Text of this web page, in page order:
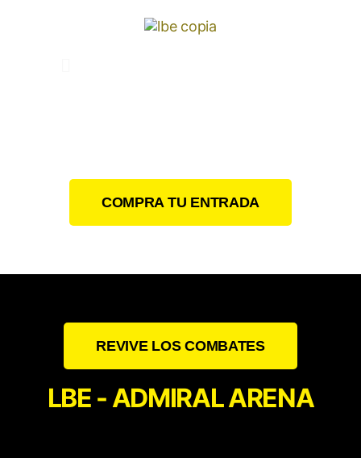
COMPRA TU ENTRADA
REVIVE LOS COMBATES
LBE - ADMIRAL ARENA